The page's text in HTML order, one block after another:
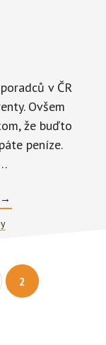
v ČR
Ovšem
že buďto
peníze.
ABOUT
NEKONEČNÁ
NENÍ
BY
SE
MOHLO
→
Page
2